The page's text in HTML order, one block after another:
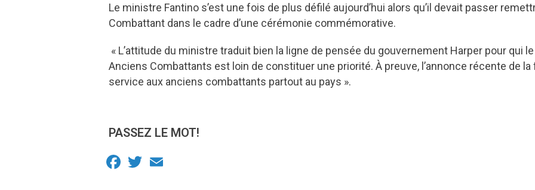
Le ministre Fantino s’est une fois de plus défilé aujourd’hui alors qu’il devait passer
Combattant dans le cadre d’une cérémonie commémorative.
« L’attitude du ministre traduit bien la ligne de pensée du gouvernement Harper pour qui
Anciens Combattants est loin de constituer une priorité. À preuve, l’annonce récente de
service aux anciens combattants partout au pays ».
PASSEZ LE MOT!
Facebook
Twitter